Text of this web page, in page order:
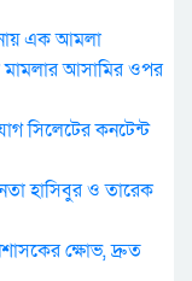
এক আমলা
মামলার আসামির ওপর
সিলেটের কনটেন্ট
হাসিবুর ও তারেক
ক্ষোভ, দ্রুত